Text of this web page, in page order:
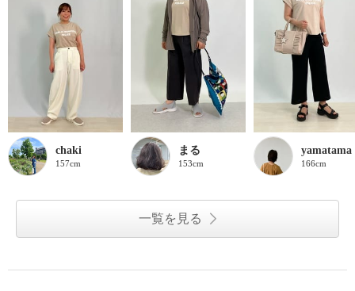
chaki
157cm
まる
153cm
yamatama
166cm
一覧を見る